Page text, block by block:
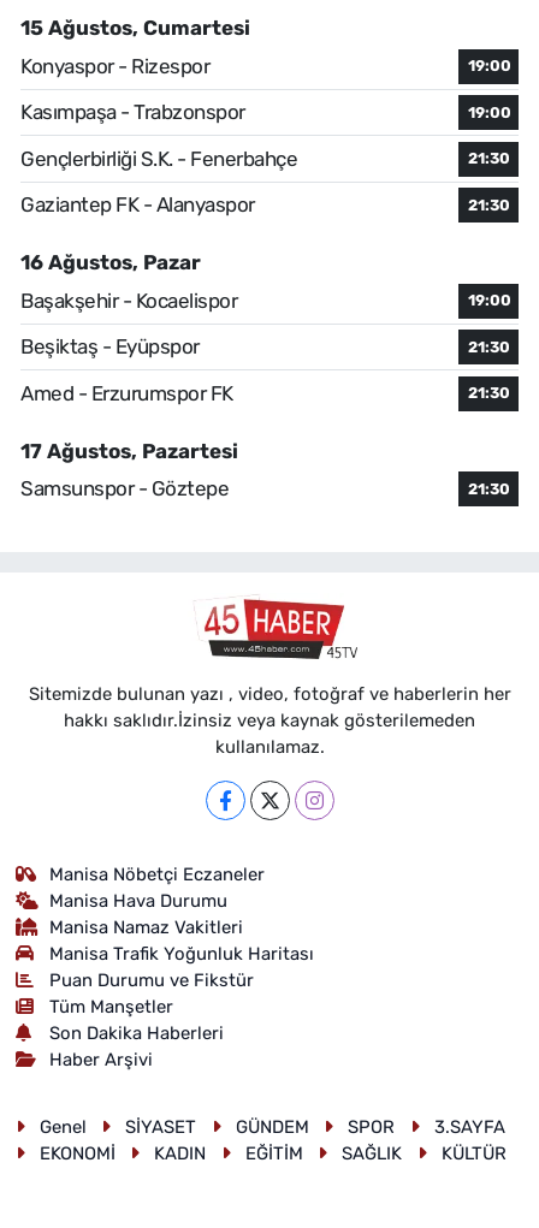
15 Ağustos, Cumartesi
Konyaspor - Rizespor
19:00
Kasımpaşa - Trabzonspor 19:00
Gençlerbirliği S.K. - Fenerbahçe 21:30
Gaziantep FK - Alanyaspor 21:30
16 Ağustos, Pazar
Başakşehir - Kocaelispor
19:00
Beşiktaş - Eyüpspor 21:30
Amed - Erzurumspor FK 21:30
17 Ağustos, Pazartesi
Samsunspor - Göztepe
21:30
Sitemizde bulunan yazı , video, fotoğraf ve haberlerin her
hakkı saklıdır.İzinsiz veya kaynak gösterilemeden
kullanılamaz.
Manisa Nöbetçi Eczaneler
Manisa Hava Durumu
Manisa Namaz Vakitleri
Manisa Trafik Yoğunluk Haritası
Puan Durumu ve Fikstür
Tüm Manşetler
Son Dakika Haberleri
Haber Arşivi
Genel SİYASET GÜNDEM SPOR
3.SAYFA
EKONOMİ
KADIN EĞİTİM SAĞLIK KÜLTÜR